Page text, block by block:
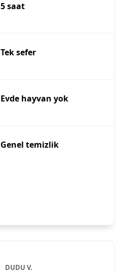
5 saat
Tek sefer
Evde hayvan yok
Genel temizlik
DUDU V.